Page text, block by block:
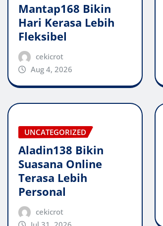
Mantap168 Bikin
Hari Kerasa Lebih
Fleksibel
cekicrot
Aug 4, 2026
UNCATEGORIZED
Aladin138 Bikin
Suasana Online
Terasa Lebih
Personal
cekicrot